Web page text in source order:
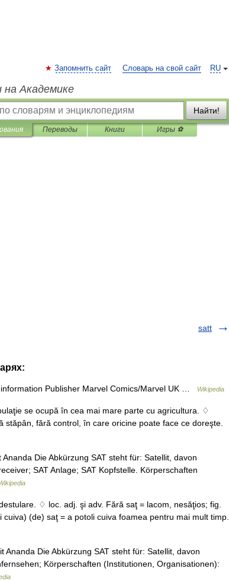
RU
Запомнить сайт Словарь на свой сайт
на Академике
Найти!
Переводы Книги Игры ⚽
satt
Publisher Marvel Comics/Marvel UK … Wikipedia
se ocupă în cea mai mare parte cu agricultura. ♢
fără control, în care oricine poate face ce doreşte.
Die Abkürzung SAT steht für: Satellit, davon
SAT Anlage; SAT Kopfstelle. Körperschaften
♢ loc. adj. şi adv. Fără saţ = lacom, nesăţios; fig.
(de) saţ = a potoli cuiva foamea pentru mai mult timp.
Die Abkürzung SAT steht für: Satellit, davon
Körperschaften (Institutionen, Organisationen):